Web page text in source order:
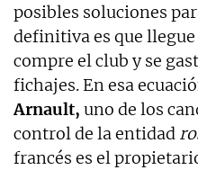
posibles soluciones
definitiva es que
compre el club y se
fichajes. En esa
Arnault, uno de los
control de la entidad
francés es el